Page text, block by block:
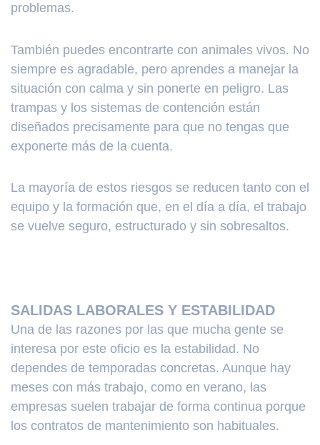
problemas.
También puedes encontrarte con animales vivos. No
siempre es agradable, pero aprendes a manejar la
situación con calma y sin ponerte en peligro. Las
trampas y los sistemas de contención están
diseñados precisamente para que no tengas que
exponerte más de la cuenta.
La mayoría de estos riesgos se reducen tanto con el
equipo y la formación que, en el día a día, el trabajo
se vuelve seguro, estructurado y sin sobresaltos.
SALIDAS LABORALES Y ESTABILIDAD
Una de las razones por las que mucha gente se
interesa por este oficio es la estabilidad. No
dependes de temporadas concretas. Aunque hay
meses con más trabajo, como en verano, las
empresas suelen trabajar de forma continua porque
los contratos de mantenimiento son habituales.